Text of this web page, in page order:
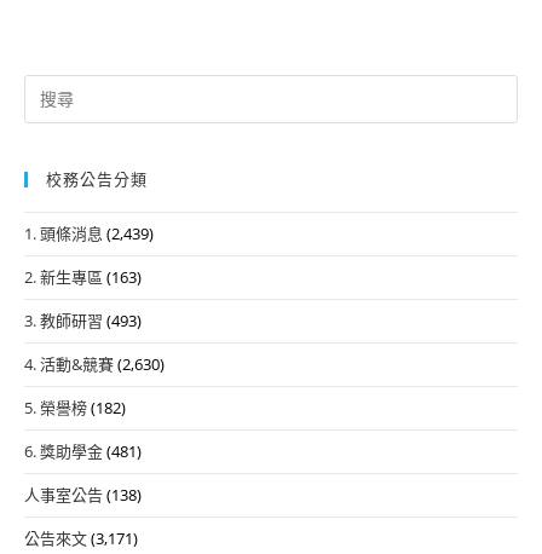
Search
for:
校務公告分類
1. 頭條消息 (2,439)
2. 新生專區 (163)
3. 教師研習 (493)
4. 活動&競賽(2,630)
5. 榮譽榜(182)
6. 獎助學金(481)
人事室公告(138)
公告來文(3,171)